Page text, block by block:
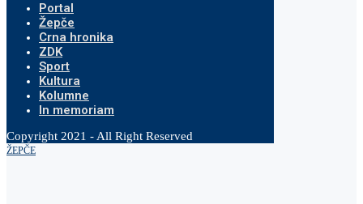
Portal
Žepče
Crna hronika
ZDK
Sport
Kultura
Kolumne
In memoriam
Copyright 2021 - All Right Reserved
ŽEPČE